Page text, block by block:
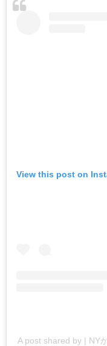
View this post on
A post shared by | NY